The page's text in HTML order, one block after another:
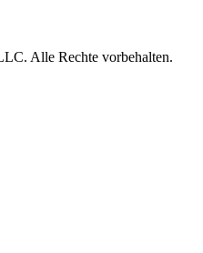
Alle Rechte vorbehalten.